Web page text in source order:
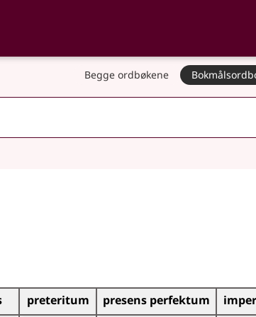
og
Begge ordbøkene
preteritum presens perfektum